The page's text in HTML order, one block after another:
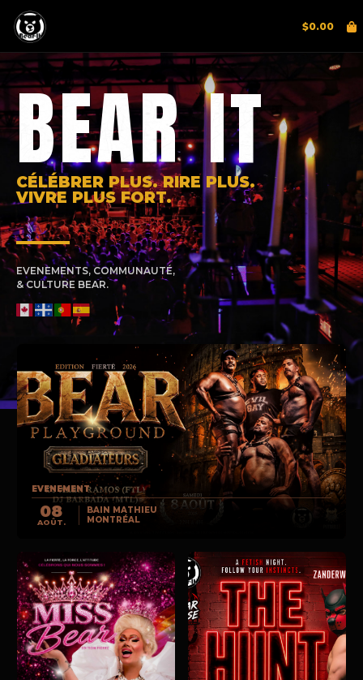
$0.00
BEAR IT
CÉLÉBRER PLUS. RIRE PLUS.
VIVRE PLUS FORT.
EVENEMENTS, COMMUNAUTÉ,
& CULTURE BEAR.
EVENEMENT
08
AOÛT.
BAIN MATHIEU
MONTRÉAL